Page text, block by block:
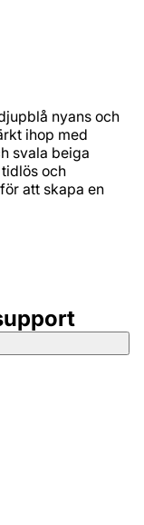
nyans och
ihop med
svala beiga
och
att skapa en